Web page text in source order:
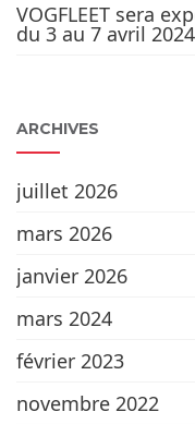
VOGFLEET sera
du 3 au 7 avril 2024
ARCHIVES
juillet 2026
mars 2026
janvier 2026
mars 2024
février 2023
novembre 2022